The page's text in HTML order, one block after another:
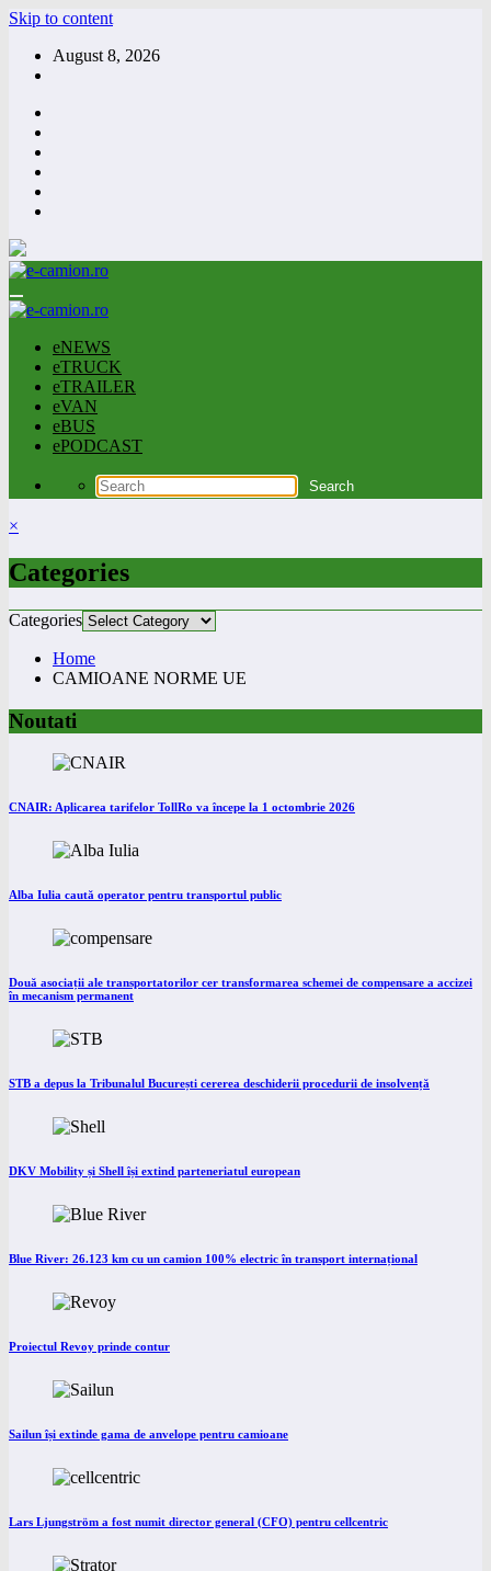
Skip to content
August 8, 2026
eNEWS
eTRUCK
eTRAILER
eVAN
eBUS
ePODCAST
×
Categories
Categories
Home
CAMIOANE NORME UE
Noutati
CNAIR: Aplicarea tarifelor TollRo va începe la 1 octombrie 2026
Alba Iulia caută operator pentru transportul public
Două asociații ale transportatorilor cer transformarea schemei de compensare a accizei
în mecanism permanent
STB a depus la Tribunalul București cererea deschiderii procedurii de insolvență
DKV Mobility și Shell își extind parteneriatul european
Blue River: 26.123 km cu un camion 100% electric în transport internațional
Proiectul Revoy prinde contur
Sailun își extinde gama de anvelope pentru camioane
Lars Ljungström a fost numit director general (CFO) pentru cellcentric